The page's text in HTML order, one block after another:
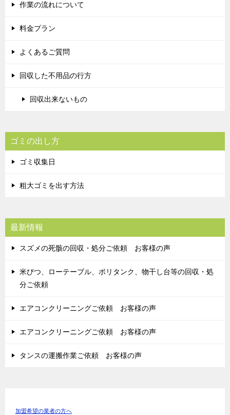
作業の流れについて
料金プラン
よくあるご質問
回収した不用品の行方
回収出来ないもの
ゴミの出し方
ゴミ収集日
粗大ゴミを出す方法
最新情報
スズメの死骸の回収・処分ご依頼 お客様の声
米びつ、ローテーブル、ポリタンク、物干し台等の回収・処
分ご依頼
エアコンクリーニングご依頼 お客様の声
エアコンクリーニングご依頼 お客様の声
タンスの運搬作業ご依頼 お客様の声
加盟希望の業者の方へ